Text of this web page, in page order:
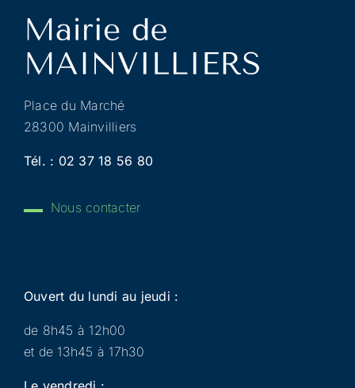
Place du Marché
28300 Mainvilliers
Tél. : 02 37 18 56 80
Nous contacter
Ouvert du lundi au jeudi :
de 8h45 à 12h00
et de 13h45 à 17h30